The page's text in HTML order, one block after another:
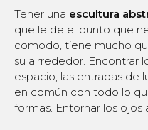
Tener una escultura
que le de el punto que
comodo, tiene mucho
su alrrededor. Encontrar
espacio, las entradas de
en común con todo lo
formas. Entornar los ojos